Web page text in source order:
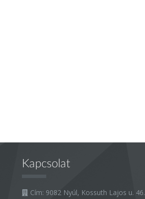
Kapcsolat
Cím: 9082 Nyúl, Kossuth Lajos u. 46.